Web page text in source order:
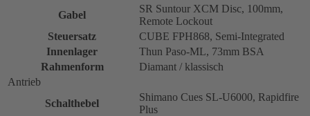
Gabel
SR Suntour XCM Disc, 100mm,
Remote Lockout
Steuersatz
CUBE FPH868, Semi-Integrated
Innenlager
Thun Paso-ML, 73mm BSA
Rahmenform
Diamant / klassisch
Antrieb
Schalthebel
Shimano Cues SL-U6000, Rapidfire
Plus